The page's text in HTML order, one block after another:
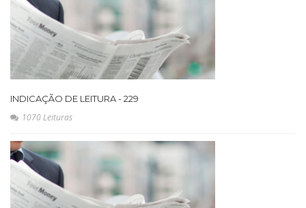
INDICAÇÃO DE LEITURA - 229
1070 Leituras